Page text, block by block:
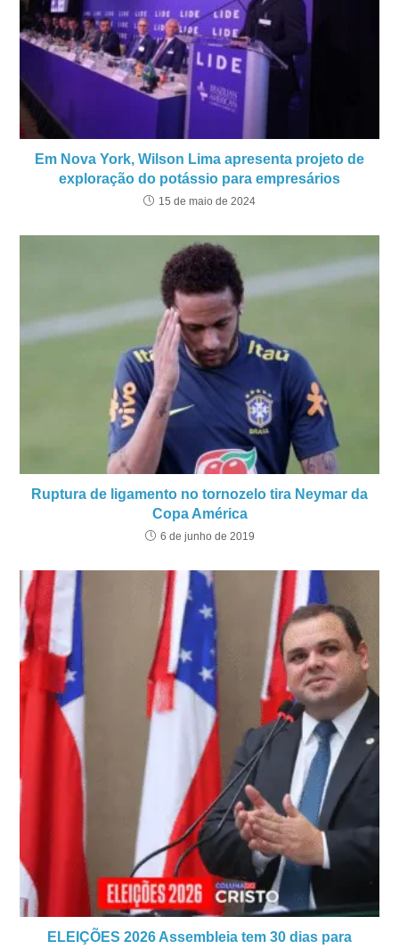
Em Nova York, Wilson Lima apresenta projeto de
exploração do potássio para empresários
15 de maio de 2024
Ruptura de ligamento no tornozelo tira Neymar da
Copa América
6 de junho de 2019
ELEIÇÕES 2026 Assembleia tem 30 dias para